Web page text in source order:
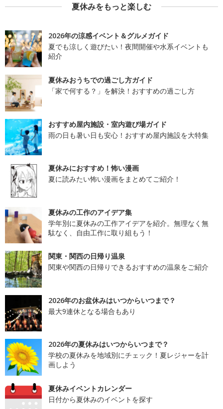
夏休みをもっと楽しむ
2026年の涼感イベント＆グルメガイド
夏でも涼しく遊びたい！夜間開催や水系イベントも
紹介
夏休みおうちでの過ごし方ガイド
「家で何する？」を解決！おすすめの過ごし方
おすすめ屋内施設・室内遊び場ガイド
雨の日も暑い日も安心！おすすめ屋内施設を大特集
夏休みにおすすめ！怖い漫画
夏に読みたい怖い漫画をまとめてご紹介！
夏休みの工作のアイデア集
学年別に夏休みの工作アイデアを紹介。無理なく無
駄なく、自由工作に取り組もう！
関東・関西の日帰り温泉
関東や関西の日帰りできるおすすめの温泉をご紹介
2026年のお盆休みはいつからいつまで？
最大9連休となる場合もあり
2026年の夏休みはいつからいつまで？
学校の夏休みを地域別にチェック！夏レジャーを計
画しよう
夏休みイベントカレンダー
日付から夏休みのイベントを探す